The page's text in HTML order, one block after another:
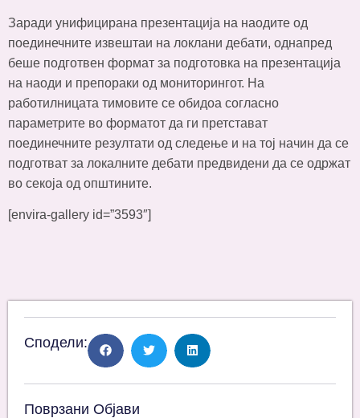
Заради унифицирана презентација на наодите од
поединечните извештаи на локлани дебати, однапред
беше подготвен формат за подготовка на презентација
на наоди и препораки од мониторингот. На
работилницата тимовите се обидоа согласно
параметрите во форматот да ги претстават
поединечните резултати од следење и на тој начин да се
подготват за локалните дебати предвидени да се одржат
во секоја од општините.
[envira-gallery id=”3593″]
Сподели:
Поврзани Објави